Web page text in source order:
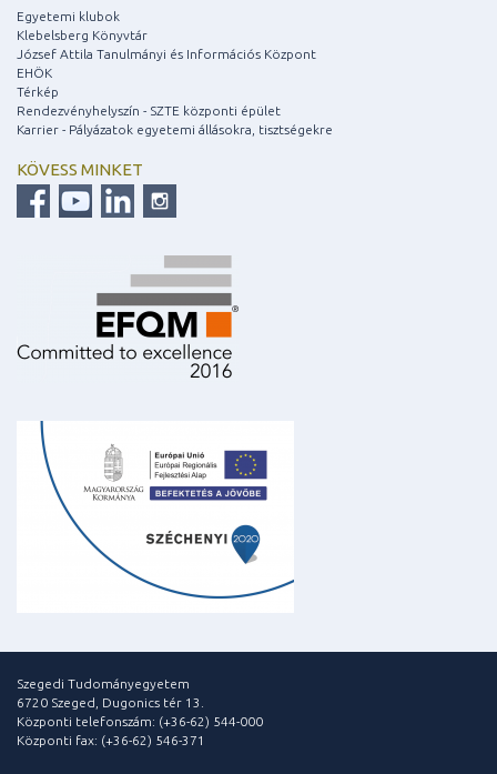
Egyetemi klubok
Klebelsberg Könyvtár
József Attila Tanulmányi és Információs Központ
EHÖK
Térkép
Rendezvényhelyszín - SZTE központi épület
Karrier - Pályázatok egyetemi állásokra, tisztségekre
KÖVESS MINKET
Szegedi Tudományegyetem
6720 Szeged, Dugonics tér 13.
Központi telefonszám: (+36-62) 544-000
Központi fax: (+36-62) 546-371